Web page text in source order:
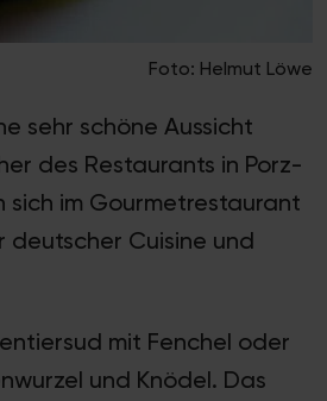
Foto: Helmut Löwe
sehr schöne Aussicht
des Restaurants in Porz-
sich im Gourmetrestaurant
deutscher Cuisine und
mit Fenchel oder
und Knödel. Das